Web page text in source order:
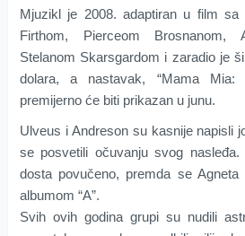
Mjuzikl je 2008. adaptiran u film sa
Firthom, Pierceom Brosnanom,
Stelanom Skarsgardom i zaradio je
dolara, a nastavak, “Mama
premijerno će biti prikazan u junu.
Ulveus i Andreson su kasnije napisli
se posvetili očuvanju svog
dosta povučeno, premda se
albumom “A”.
Svih ovih godina grupi su nudili